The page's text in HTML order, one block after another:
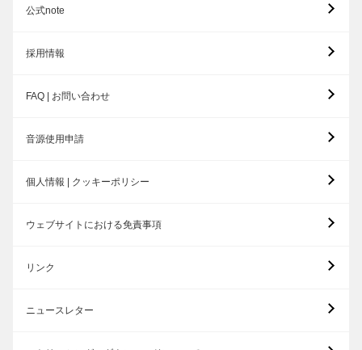
公式note
採用情報
FAQ | お問い合わせ
音源使用申請
個人情報 | クッキーポリシー
ウェブサイトにおける免責事項
リンク
ニュースレター